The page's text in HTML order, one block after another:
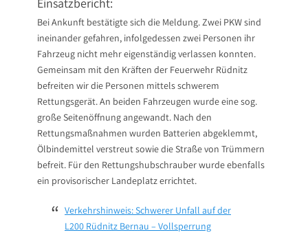
Bei Ankunft bestätigte sich die Meldung. Zwei PKW sind
ineinander gefahren, infolgedessen zwei Personen ihr
Fahrzeug nicht mehr eigenständig verlassen konnten.
Gemeinsam mit den Kräften der Feuerwehr Rüdnitz
befreiten wir die Personen mittels schwerem
Rettungsgerät. An beiden Fahrzeugen wurde eine sog.
große Seitenöffnung angewandt. Nach den
Rettungsmaßnahmen wurden Batterien abgeklemmt,
Ölbindemittel verstreut sowie die Straße von Trümmern
befreit. Für den Rettungshubschrauber wurde ebenfalls
ein provisorischer Landeplatz errichtet.
Verkehrshinweis: Schwerer Unfall auf der
L200 Rüdnitz Bernau – Vollsperrung